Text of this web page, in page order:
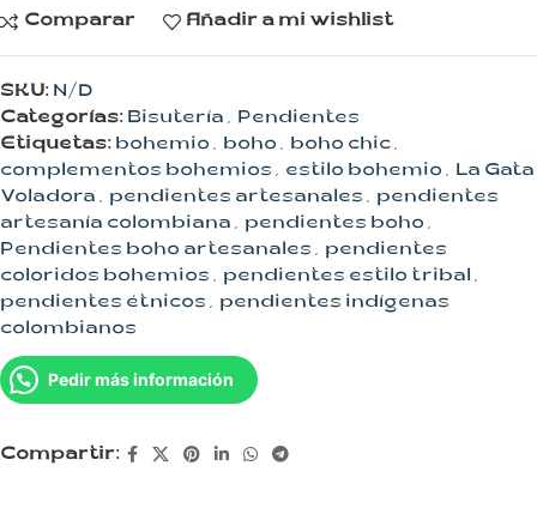
Comparar Añadir a mi wishlist
SKU: N/D
Categorías: Bisutería , Pendientes
Etiquetas: bohemio , boho , boho chic,
complementos bohemios , estilo bohemio , La Gata
Voladora , pendientes artesanales , pendientes
artesanía colombiana , pendientes boho ,
Pendientes boho artesanales , pendientes
coloridos bohemios , pendientes estilo tribal,
pendientes étnicos , pendientes indígenas
colombianos
Pedir más información
Compartir: